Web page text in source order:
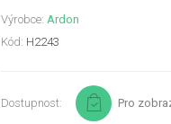
Výrobce: Ardon
Kód: H2243
Dostupnost: Pro